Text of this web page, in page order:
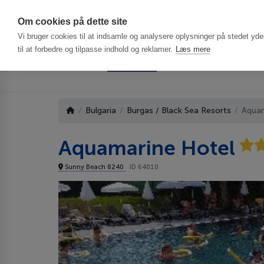
Om cookies på dette site
Vi bruger cookies til at indsamle og analysere oplysninger på stedet
til at forbedre og tilpasse indhold og reklamer. Læs mere
Bulgaria Burgas / Black Sea Resorts
Aquamarine Hotel
Sunny Beach 8240 ID 64010